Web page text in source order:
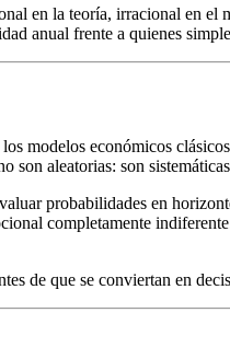
en la teoría, irracional en
anual frente a quienes
modelos económicos
aleatorias: son
probabilidades en
completamente
de que se conviertan en